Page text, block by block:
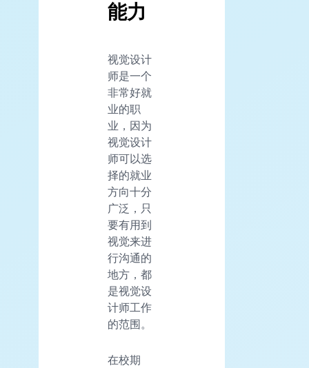
能力
视觉设计
师是一个
非常好就
业的职
业，因为
视觉设计
师可以选
择的就业
方向十分
广泛，只
要有用到
视觉来进
行沟通的
地方，都
是视觉设
计师工作
的范围。
在校期